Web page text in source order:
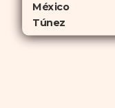
México
Túnez